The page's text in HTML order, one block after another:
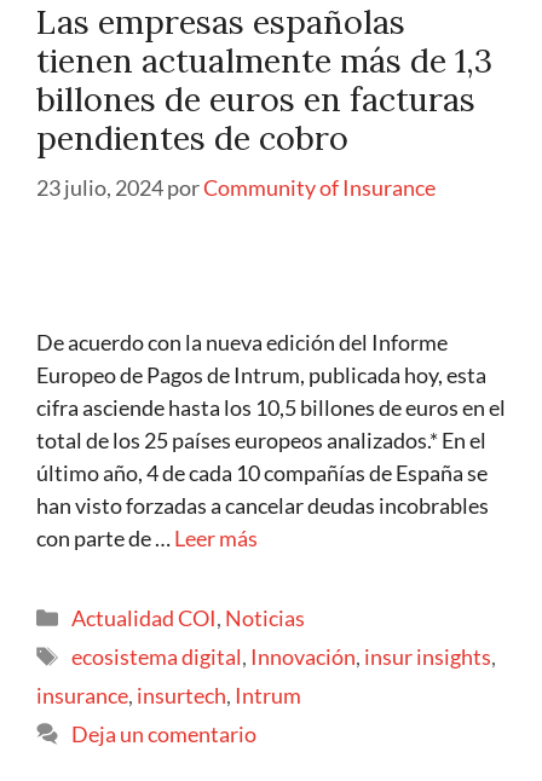
Las empresas españolas
tienen actualmente más de 1,3
billones de euros en facturas
pendientes de cobro
23 julio, 2024porCommunity of Insurance
De acuerdo con la nueva edición del Informe
Europeo de Pagos de Intrum, publicada hoy, esta
cifra asciende hasta los 10,5 billones de euros en el
total de los 25 países europeos analizados.* En el
último año, 4 de cada 10 compañías de España se
han visto forzadas a cancelar deudas incobrables
con parte de …Leer más
Actualidad COI, Noticias
ecosistema digital, Innovación, insur insights,
insurance, insurtech, Intrum
Deja un comentario